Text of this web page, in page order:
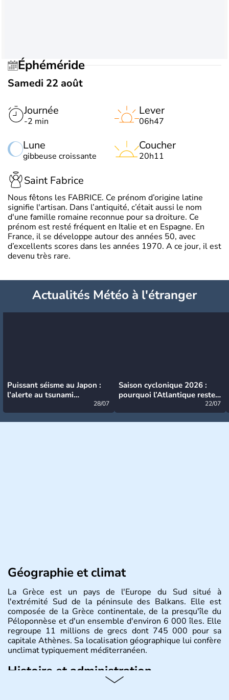
Éphéméride
Samedi 22 août
Journée
-2 min
Lune
gibbeuse croissante
Lever
06h47
Coucher
20h11
Saint Fabrice
Nous fêtons les FABRICE. Ce prénom d’origine latine
signifie l'artisan. Dans l’antiquité, c’était aussi le nom
d'une famille romaine reconnue pour sa droiture. Ce
prénom est resté fréquent en Italie et en Espagne. En
France, il se développe autour des années 50, avec
d’excellents scores dans les années 1970. A ce jour, il est
devenu très rare.
Actualités Météo à l'étranger
Puissant séisme au Japon :
l’alerte au tsunami
28/07
Saison cyclonique 2026 :
pourquoi l’Atlantique reste
22/07
Géographie et climat
La Grèce est un pays de l'Europe du Sud situé à
l'extrémité Sud de la péninsule des Balkans. Elle est
composée de la Grèce continentale, de la presqu'île du
Péloponnèse et d'un ensemble d'environ 6 000 îles. Elle
regroupe 11 millions de grecs dont 745 000 pour sa
capitale Athènes. Sa localisation géographique lui confère
unclimat typiquement méditerranéen.
Histoire et administration